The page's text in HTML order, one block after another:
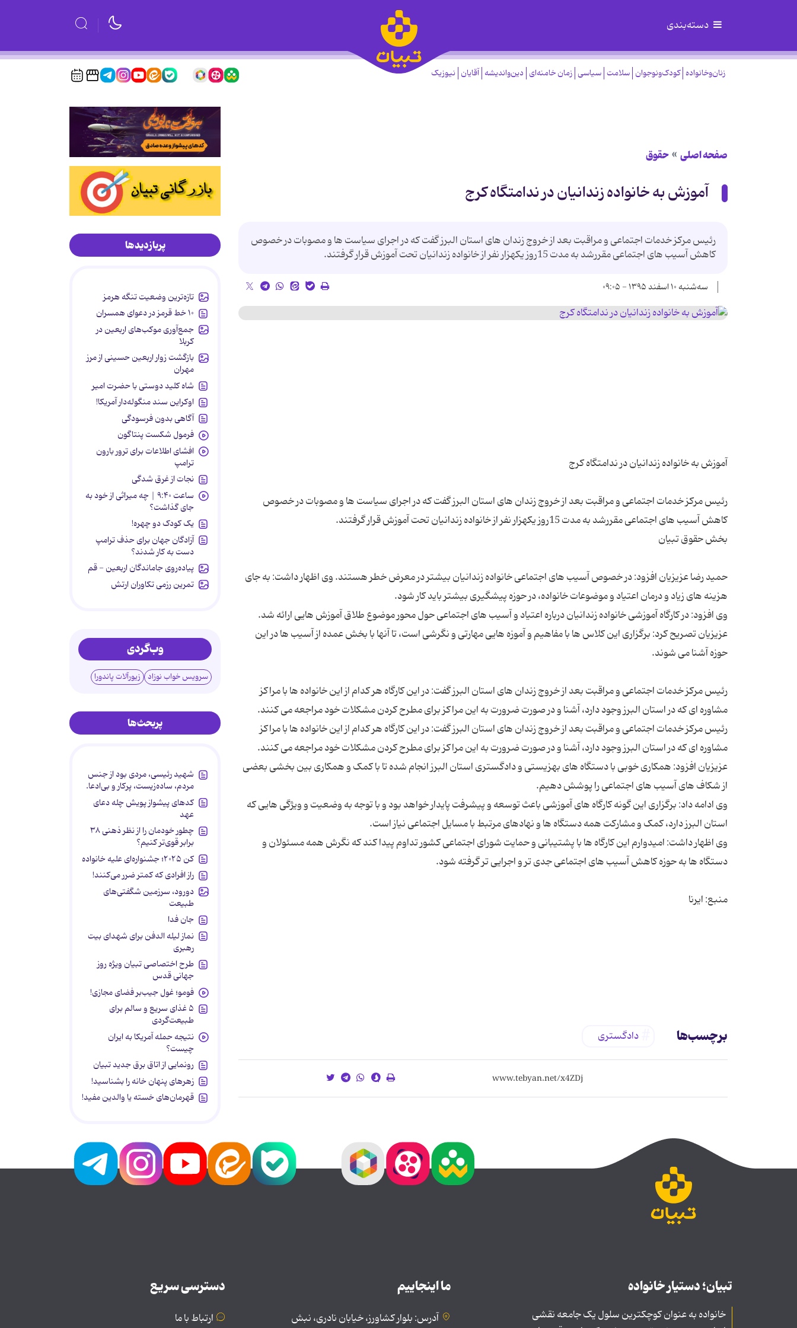
دسته‌بندی
زنان‌وخانواده کودک‌ونوجوان سلامت سیاسی زمان خامنه‌ای دین‌واندیشه آقایان نیوزیک
صفحه اصلی حقوق
آموزش به خانواده زندانیان در ندامتگاه کرج
رئیس مرکز خدمات اجتماعی و مراقبت بعد از خروج زندان های استان البرز گفت که در اجرای سیاست ها و مصوبات در خصوص
کاهش آسیب های اجتماعی مقررشد به مدت 15روز یکهزار نفر از خانواده زندانیان تحت آموزش قرار گرفتند.
سه‌شنبه ۱۰ اسفند ۱۳۹۵ - ۰۹:۰۵
رئیس مرکز خدمات اجتماعی و مراقبت بعد از خروج زندان های استان البرز گفت که در اجرای سیاست ها و مصوبات در خصوص
حمید رضا عزیزیان افزود: در خصوص آسیب های اجتماعی خانواده زندانیان بیشتر در معرض خطر هستند. وی اظهار داشت: به جای
عزیزیان تصریح کرد: برگزاری این کلاس ها با مفاهیم و آموزه هایی مهارتی و نگرشی است، تا آنها با بخش عمده از آسیب ها در این
رئیس مرکز خدمات اجتماعی و مراقبت بعد از خروج زندان های استان البرز گفت: در این کارگاه هر کدام از این خانواده ها با مراکز
رئیس مرکز خدمات اجتماعی و مراقبت بعد از خروج زندان های استان البرز گفت: در این کارگاه هر کدام از این خانواده ها با مراکز
عزیزیان افزود: همکاری خوبی با دستگاه های بهزیستی و دادگستری استان البرز انجام شده تا با کمک و همکاری بین بخشی بعضی
وی ادامه داد: برگزاری این گونه کارگاه های آموزشی باعث توسعه و پیشرفت پایدار خواهد بود و با توجه به وضعیت و ویژگی هایی که
وی اظهار داشت: امیدوارم این کارگاه ها با پشتیبانی و حمایت شورای اجتماعی کشور تداوم پیدا کند که نگرش همه مسئولان و
برچسب‌ها دادگستری
پربازدیدها
تازه‌ترین وضعیت تنگه هرمز
۱۰ خط قرمز در دعوای همسران
جمع‌آوری موکب‌های اربعین در
کربلا
بازگشت زوار اربعین حسینی از مرز
مهران
شاه کلید دوستی با حضرت امیر
اوکراین سند منگوله‌دار آمریکا!
آگاهی بدون فرسودگی
فرمول شکست پنتاگون
افشای اطلاعات برای ترور بارون
ترامپ
نجات از غرق شدگی
ساعت ۹:۴۰ | چه میراثی از خود به
جای گذاشت؟
یک کودک دو چهره!
آزادگان جهان برای حذف ترامپ
دست به کار شدند؟
پیاده‌روی جاماندگان اربعین - قم
تمرین رزمی تکاوران ارتش
وب‌گردی
سرویس خواب نوزاد زیورآلات پاندورا
پربحث‌ها
شهید رئیسی، مردی بود از جنس
مردم، ساده‌زیست، پرکار و بی‌ادعا.
کدهای پیشواز پویش چله دعای
عهد
چطور خودمان را از نظر ذهنی ۳۸
برابر قوی‌تر کنیم؟
کن ۲۰۲۵؛ جشنواره‌ای علیه خانواده
راز افرادی که کمتر ضرر می‌کنند!
دورود، سرزمین شگفتی‌های
طبیعت
جان فدا
نماز لیله الدفن برای شهدای بیت
رهبری
طرح اختصاصی تبیان ویژه روز
جهانی قدس
فومو؛ غول جیب‌بر فضای مجازی!
۵ غذای سریع و سالم برای
طبیعت‌گردی
نتیجه حمله آمریکا به ایران
چیست؟
رونمایی از اتاق برق جدید تبیان
زهرهای پنهان خانه را بشناسید!
قهرمان‌های خسته یا والدین مفید!
تبیان؛ دستیار خانواده
خانواده به عنوان کوچکترین سلول یک جامعه نقشی
ما اینجاییم
آدرس: بلوار کشاورز، خیابان نادری، نبش
دسترسی سریع
ارتباط با ما